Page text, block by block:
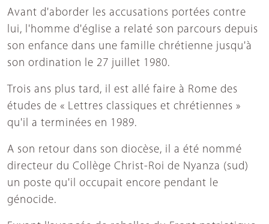
Avant d'aborder les accusations portées contre
lui, l'homme d'église a relaté son parcours depuis
son enfance dans une famille chrétienne jusqu'à
son ordination le 27 juillet 1980.
Trois ans plus tard, il est allé faire à Rome des
études de « Lettres classiques et chrétiennes »
qu'il a terminées en 1989.
A son retour dans son diocèse, il a été nommé
directeur du Collège Christ-Roi de Nyanza (sud)
un poste qu'il occupait encore pendant le
génocide.